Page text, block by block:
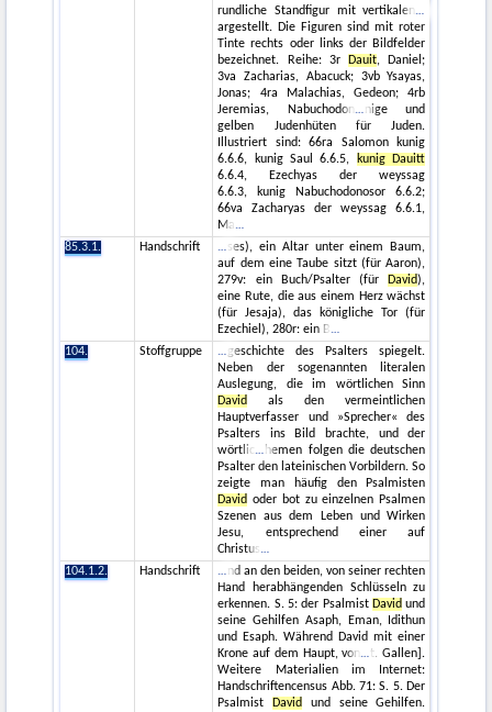
rundliche Standfigur mit vertikalen
argestellt. Die Figuren sind mit roter
Tinte rechts oder links der Bildfelder
bezeichnet. Reihe: 3r
Dauit, Daniel;
3va Zacharias, Abacuck; 3vb Ysayas,
Jonas; 4ra Malachias, Gedeon; 4rb
Jeremias, Nabuchodon
nige und
gelben Judenhüten für Juden.
Illustriert sind: 66ra Salomon kunig
6.6.6, kunig Saul 6.6.5, kunig Dauitt
6.6.4, Ezechyas der weyssag
6.6.3, kunig Nabuchodonosor 6.6.2;
66va Zacharyas der weyssag 6.6.1,
Ma
85.3.1.
Handschrift
ses), ein Altar unter einem Baum,
auf dem eine Taube sitzt (für Aaron),
279v: ein Buch/Psalter (für
David),
eine Rute, die aus einem Herz wächst
(für Jesaja), das königliche Tor (für
Ezechiel), 280r: ein B
104.
Stoffgruppe
geschichte des Psalters spiegelt.
Neben der sogenannten literalen
Auslegung, die im wörtlichen Sinn
David
als den vermeintlichen
Hauptverfasser und »Sprecher« des
Psalters ins Bild brachte, und der
wörtlic
hemen folgen die deutschen
Psalter den lateinischen Vorbildern. So
zeigte man häufig den Psalmisten
David oder bot zu einzelnen Psalmen
Szenen aus dem Leben und Wirken
Jesu, entsprechend einer auf
Christus
104.1.2.
Handschrift
nd an den beiden, von seiner rechten
Hand herabhängenden Schlüsseln zu
erkennen. S. 5: der Psalmist David und
seine Gehilfen Asaph, Eman, Idithun
und Esaph. Während David mit einer
Krone auf dem Haupt, von
t. Gallen].
Weitere Materialien im Internet:
Handschriftencensus Abb. 71: S. 5. Der
Psalmist
David und seine Gehilfen.